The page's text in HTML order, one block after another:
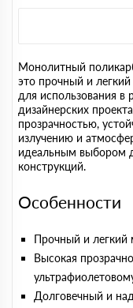
Монолитный
это прочный и
для использования в
дизайнерских
прозрачностью,
излучению и
идеальным выбором
конструкций.
Особенности
Прочный и легкий
Высокая
Долговечный и